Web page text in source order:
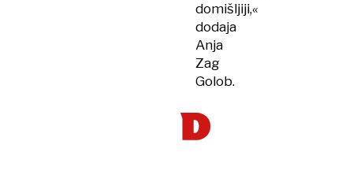
domišljiji,«
dodaja
Anja
Zag
Golob.